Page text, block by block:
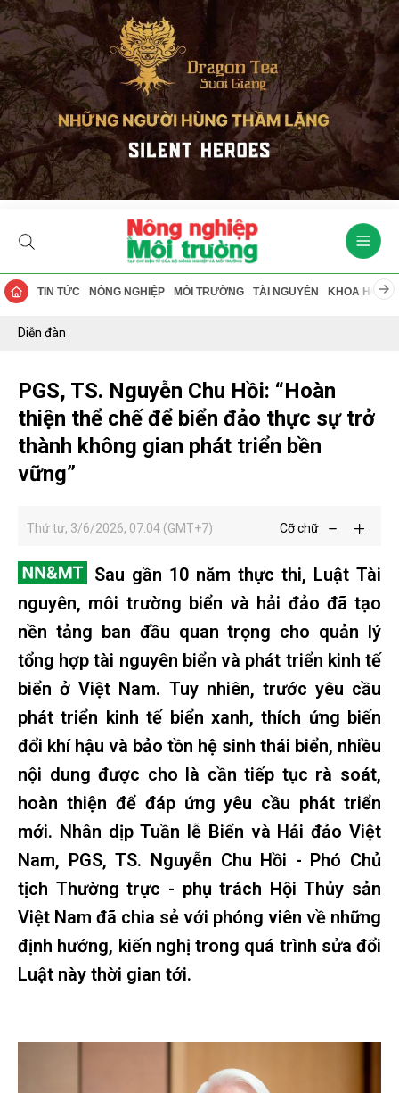
TIN TỨC NÔNG NGHIỆP MÔI TRƯỜNG TÀI NGUYÊN KHOA HỌC
Diễn đàn
PGS, TS. Nguyễn Chu Hồi: “Hoàn
thiện thể chế để biển đảo thực sự trở
thành không gian phát triển bền
vững”
Thứ tư, 3/6/2026, 07:04 (GMT+7) Cỡ chữ
Sau gần 10 năm thực thi, Luật Tài
nguyên, môi trường biển và hải đảo đã tạo
nền tảng ban đầu quan trọng cho quản lý
tổng hợp tài nguyên biển và phát triển kinh tế
biển ở Việt Nam. Tuy nhiên, trước yêu cầu
phát triển kinh tế biển xanh, thích ứng biến
đổi khí hậu và bảo tồn hệ sinh thái biển, nhiều
nội dung được cho là cần tiếp tục rà soát,
hoàn thiện để đáp ứng yêu cầu phát triển
mới. Nhân dịp Tuần lễ Biển và Hải đảo Việt
Nam, PGS, TS. Nguyễn Chu Hồi - Phó Chủ
tịch Thường trực - phụ trách Hội Thủy sản
Việt Nam đã chia sẻ với phóng viên về những
định hướng, kiến nghị trong quá trình sửa đổi
Luật này thời gian tới.